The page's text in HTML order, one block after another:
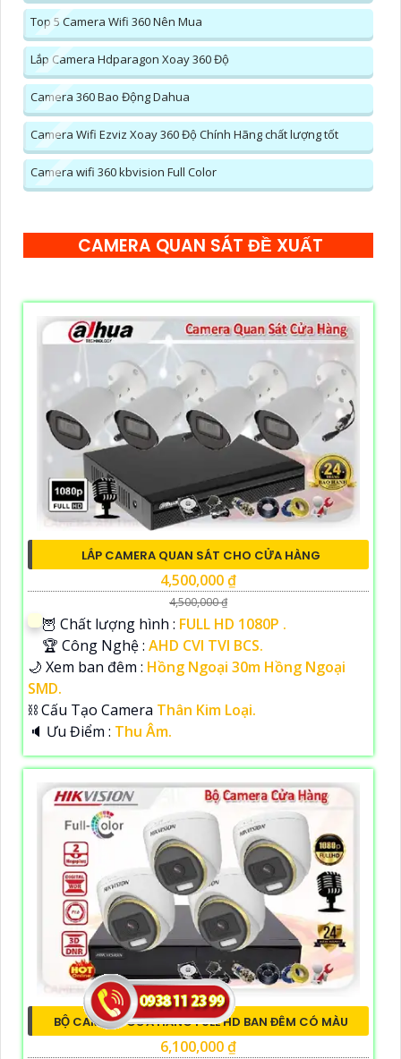
Top 5 Camera Wifi 360 Nên Mua
Lắp Camera Hdparagon Xoay 360 Độ
Camera 360 Bao Động Dahua
Camera Wifi Ezviz Xoay 360 Độ Chính Hãng chất lượng tốt
Camera wifi 360 kbvision Full Color
CAMERA QUAN SÁT ĐỀ XUẤT
LẮP CAMERA QUAN SÁT CHO CỬA HÀNG
4,500,000 ₫
4,500,000 ₫
🦉 Chất lượng hình : FULL HD 1080P .
🏆 Công Nghệ : AHD CVI TVI BCS.
🌙 Xem ban đêm : Hồng Ngoại 30m Hồng Ngoại
SMD.
⛓ Cấu Tạo Camera Thân Kim Loại.
️🔈 Ưu Điểm : Thu Âm.
BỘ CAMERA CỬA HÀNG FULL HD BAN ĐÊM CÓ MÀU
6,100,000 ₫